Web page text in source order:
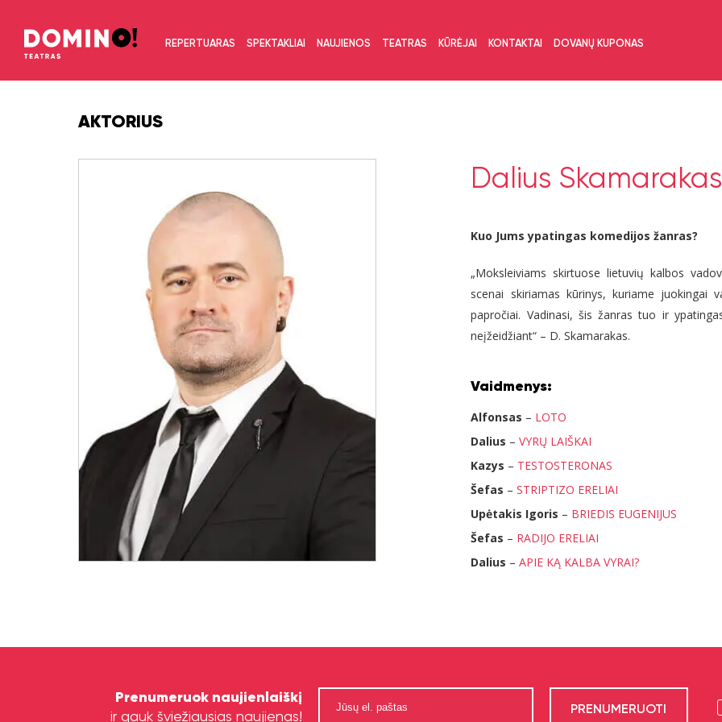
REPERTUARAS SPEKTAKLIAI NAUJIENOS TEATRAS KŪRĖJAI KONTAKTAI DOVANŲ KUPONAS
AKTORIUS
Dalius Skamarakas
Kuo Jums ypatingas komedijos žanras?
„Moksleiviams skirtuose lietuvių kalbos
scenai skiriamas kūrinys, kuriame juokingai
papročiai. Vadinasi, šis žanras tuo ir
neįžeidžiant“ – D. Skamarakas.
Vaidmenys:
Alfonsas – LOTO
Dalius –VYRŲ LAIŠKAI
Kazys – TESTOSTERONAS
Šefas –STRIPTIZO ERELIAI
Upėtakis Igoris – BRIEDIS EUGENIJUS
Šefas – RADIJO ERELIAI
Dalius –APIE KĄ KALBA VYRAI?
Prenumeruok naujienlaiškį
ir gauk šviežiausias naujienas!